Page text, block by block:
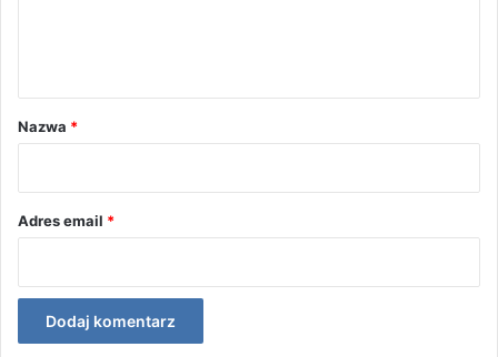
rNazwa *
Adres email *